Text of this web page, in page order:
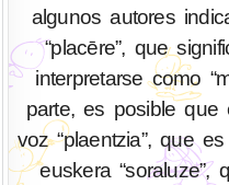
algunos autores
“placēre”, que
interpretarse como
parte, es posible
voz “plaentzia”, que
euskera